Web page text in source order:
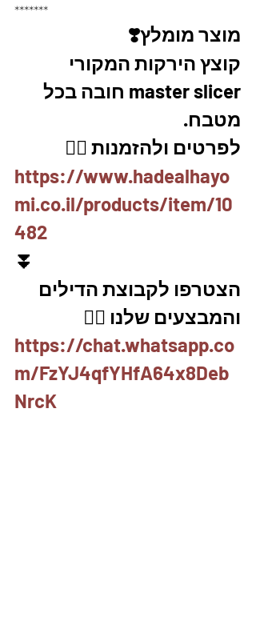
*******
מוצר מומלץ❣️
קוצץ הירקות המקורי
master slicer חובה בכל
מטבח.
לפרטים ולהזמנות 👇🏼
https://www.hadealhayo
mi.co.il/products/item/10
482
⏬
הצטרפו לקבוצת הדילים
והמבצעים שלנו 👇🏽
https://chat.whatsapp.co
m/FzYJ4qfYHfA64x8Deb
NrcK